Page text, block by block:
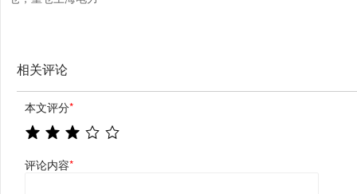
相关评论
本文评分*
评论内容*